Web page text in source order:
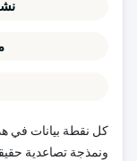
كل نقطة بيانات في
ونمذجة تصاعدية